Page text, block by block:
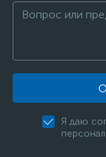
Я даю